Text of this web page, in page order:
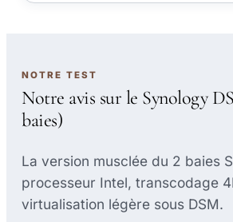
NOTRE TEST
Notre avis sur le Synology
baies)
La version musclée du 2 baies
processeur Intel, transcodage
virtualisation légère sous DSM.